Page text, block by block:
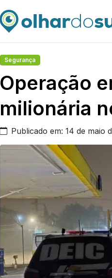
Segurança
Operação
milionária
Publicado em: 14 de maio